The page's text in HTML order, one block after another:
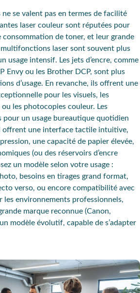
se valent pas en termes de facilité
laser couleur sont réputées pour
de toner, et leur grande
multifonctions laser sont souvent plus
usage intensif. Les jets d’encre, comme
Envy ou les Brother DCP, sont plus
d’usage. En revanche, ils offrent une
pour les visuels, les
les photocopies couleur. Les
pour un usage bureautique quotidien
offrent une interface tactile intuitive,
une capacité de papier élevée,
(ou des réservoirs d’encre
un modèle selon votre usage :
besoins en tirages grand format,
verso, ou encore compatibilité avec
les environnements professionnels,
marque reconnue (Canon,
modèle évolutif, capable de s’adapter